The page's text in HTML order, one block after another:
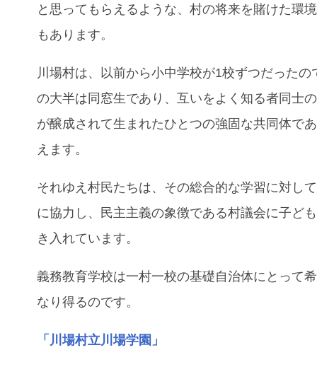
と思ってもらえるような、村の将来を賭けた環
もあります。
川場村は、以前から小中学校が1校ずつだったの
の大半は同窓生であり、互いをよく知る者同士
が醸成されて生まれたひとつの強固な共同体で
えます。
それゆえ村民たちは、その総合的な学習に対し
に協力し、民主主義の象徴である村議会に子ど
き入れています。
義務教育学校は一村一校の基礎自治体にとって
なり得るのです。
「川場村立川場学園」